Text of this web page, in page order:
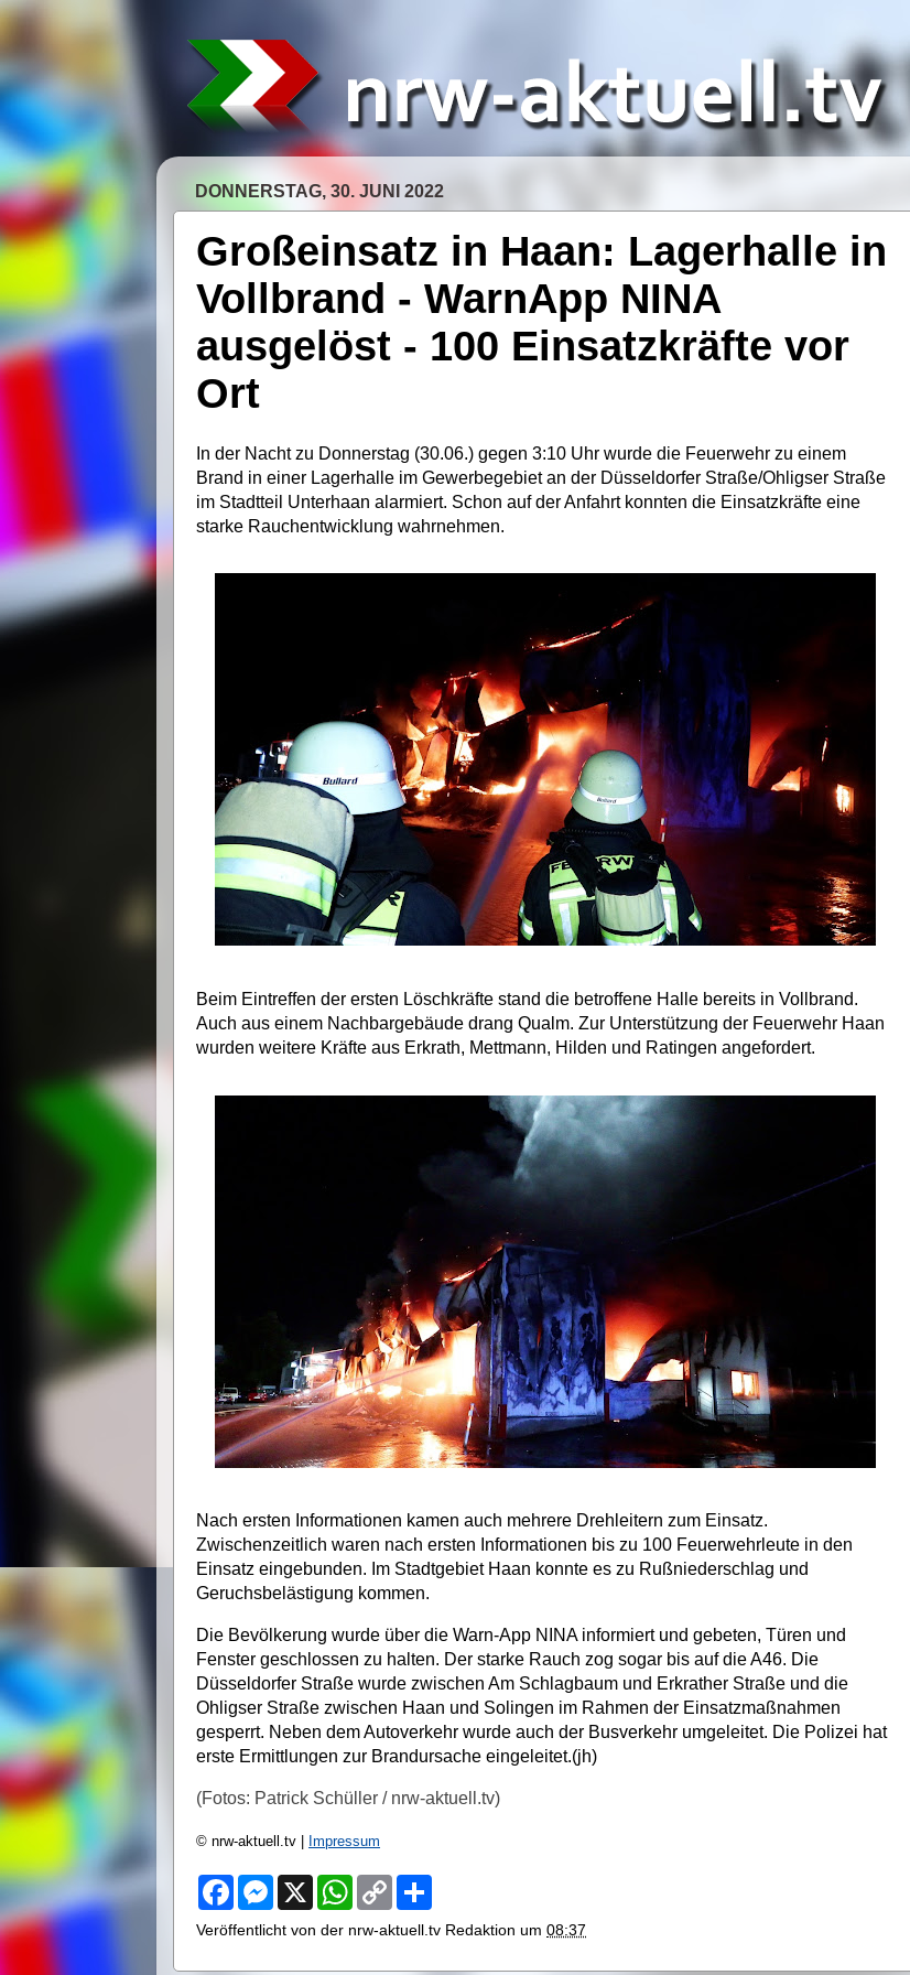
DONNERSTAG, 30. JUNI 2022
Großeinsatz in Haan: Lagerhalle in
Vollbrand - WarnApp NINA
ausgelöst - 100 Einsatzkräfte vor
Ort
In der Nacht zu Donnerstag (30.06.) gegen 3:10 Uhr wurde die Feuerwehr zu einem
Brand in einer Lagerhalle im Gewerbegebiet an der Düsseldorfer Straße/Ohligser Straße
im Stadtteil Unterhaan alarmiert. Schon auf der Anfahrt konnten die Einsatzkräfte eine
starke Rauchentwicklung wahrnehmen.
Beim Eintreffen der ersten Löschkräfte stand die betroffene Halle bereits in Vollbrand.
Auch aus einem Nachbargebäude drang Qualm. Zur Unterstützung der Feuerwehr Haan
wurden weitere Kräfte aus Erkrath, Mettmann, Hilden und Ratingen angefordert.
Nach ersten Informationen kamen auch mehrere Drehleitern zum Einsatz.
Zwischenzeitlich waren nach ersten Informationen bis zu 100 Feuerwehrleute in den
Einsatz eingebunden. Im Stadtgebiet Haan konnte es zu Rußniederschlag und
Geruchsbelästigung kommen.
Die Bevölkerung wurde über die Warn-App NINA informiert und gebeten, Türen und
Fenster geschlossen zu halten. Der starke Rauch zog sogar bis auf die A46. Die
Düsseldorfer Straße wurde zwischen Am Schlagbaum und Erkrather Straße und die
Ohligser Straße zwischen Haan und Solingen im Rahmen der Einsatzmaßnahmen
gesperrt. Neben dem Autoverkehr wurde auch der Busverkehr umgeleitet. Die Polizei hat
erste Ermittlungen zur Brandursache eingeleitet.(jh)
(Fotos: Patrick Schüller / nrw-aktuell.tv)
© nrw-aktuell.tv | Impressum
F
e
M
s
X
W
t
C
y
r
Veröffentlicht von der nrw-aktuell.tv Redaktion um 08:37